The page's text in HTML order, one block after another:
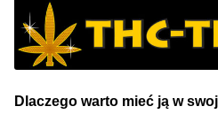
Automaty XXL
Dlaczego warto mieć ją w